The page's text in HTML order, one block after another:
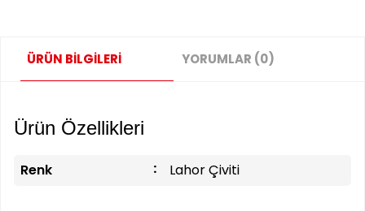
ÜRÜN BİLGİLERİ YORUMLAR (0)
Ürün Özellikleri
Renk Lahor Çiviti